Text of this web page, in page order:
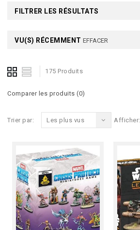
FILTRER LES RÉSULTATS
VU(S) RÉCEMMENT EFFACER
175 Produits
Comparer les produits (0)
Trier par: Les plus vus Afficher: